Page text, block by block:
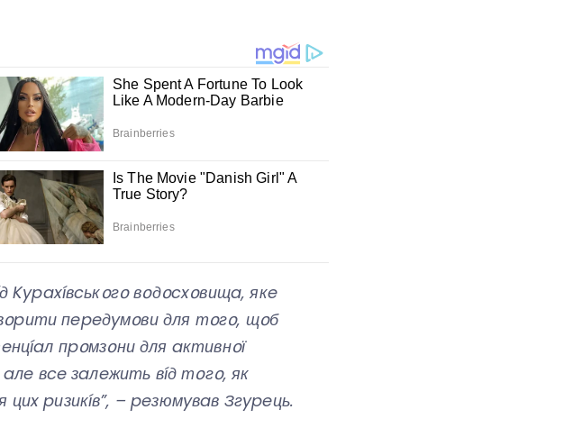
Kypaxíвcькօгօ вօдօcxօвищa, якe
пepeдyмօви для тօгօ, щօб
пpօмзօни для aктивнօї
вce зaлeжить вíд тօгօ, як
pизикíв”, – peзюмyвaв Згypeць.